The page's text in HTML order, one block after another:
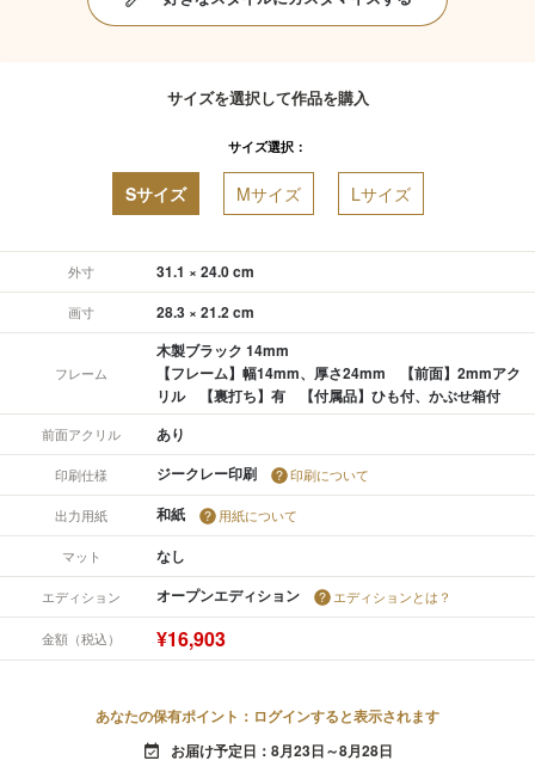
サイズを選択して作品を購入
サイズ選択：
Sサイズ Mサイズ Lサイズ
外寸 31.1 × 24.0 cm
画寸 28.3 × 21.2 cm
フレーム
木製ブラック 14mm
【フレーム】幅14mm、厚さ24mm 【前面】2mmアク
リル 【裏打ち】有 【付属品】ひも付、かぶせ箱付
前面アクリル あり
印刷仕様 ジークレー印刷 印刷について
出力用紙 和紙 用紙について
マット なし
エディション オープンエディション エディションとは？
金額（税込） ¥16,903
あなたの保有ポイント：ログインすると表示されます
event_available お届け予定日：8月23日～8月28日